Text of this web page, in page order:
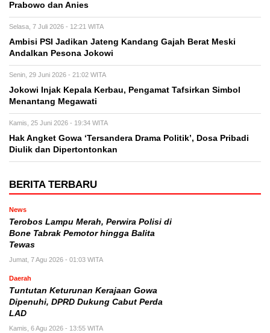
Prabowo dan Anies
Selasa, 7 Juli 2026 - 12:21 WITA
Ambisi PSI Jadikan Jateng Kandang Gajah Berat Meski
Andalkan Pesona Jokowi
Senin, 29 Juni 2026 - 21:02 WITA
Jokowi Injak Kepala Kerbau, Pengamat Tafsirkan Simbol
Menantang Megawati
Kamis, 25 Juni 2026 - 19:34 WITA
Hak Angket Gowa ‘Tersandera Drama Politik’, Dosa Pribadi
Diulik dan Dipertontonkan
BERITA TERBARU
News
Terobos Lampu Merah, Perwira Polisi di
Bone Tabrak Pemotor hingga Balita
Tewas
Jumat, 7 Agu 2026 - 01:03 WITA
Daerah
Tuntutan Keturunan Kerajaan Gowa
Dipenuhi, DPRD Dukung Cabut Perda
LAD
Kamis, 6 Agu 2026 - 13:55 WITA